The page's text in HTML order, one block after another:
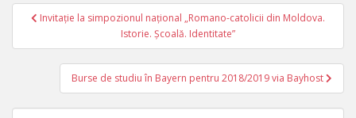
Navigare în articole
Invitație la simpozionul naţional „Romano-catolicii din Moldova.
Istorie. Şcoală. Identitate”
Burse de studiu în Bayern pentru 2018/2019 via Bayhost